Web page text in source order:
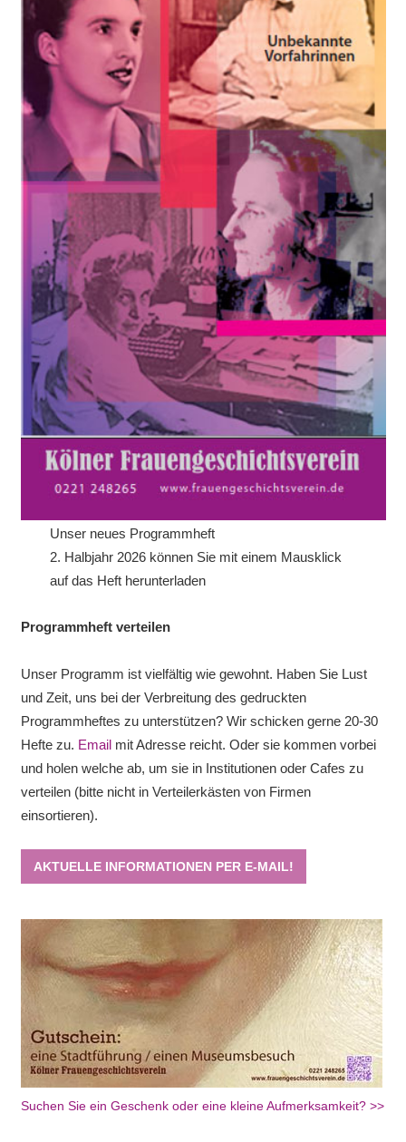
Unser neues Programmheft
2. Halbjahr 2026 können Sie mit einem Mausklick
auf das Heft herunterladen
Programmheft verteilen
Unser Programm ist vielfältig wie gewohnt. Haben Sie Lust
und Zeit, uns bei der Verbreitung des gedruckten
Programmheftes zu unterstützen? Wir schicken gerne 20-30
Hefte zu. Emailmit Adresse reicht. Oder sie kommen vorbei
und holen welche ab, um sie in Institutionen oder Cafes zu
verteilen (bitte nicht in Verteilerkästen von Firmen
einsortieren).
AKTUELLE INFORMATIONEN PER E-MAIL!
Suchen Sie ein Geschenk oder eine kleine Aufmerksamkeit? >>